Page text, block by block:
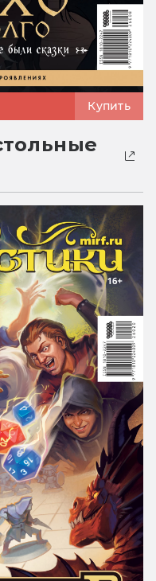
Купить